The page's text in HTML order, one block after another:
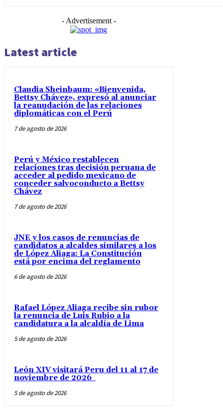
- Advertisement -
Latest article
Claudia Sheinbaum: «Bienvenida,
Bettsy Chávez», expresó al anunciar
la reanudación de las relaciones
diplomáticas con el Perú
7 de agosto de 2026
Perú y México restablecen
relaciones tras decisión peruana de
acceder al pedido mexicano de
conceder salvoconducto a Bettsy
Chávez
7 de agosto de 2026
JNE y los casos de renuncias de
candidatos a alcaldes similares a los
de López Aliaga: La Constitución
está por encima del reglamento
6 de agosto de 2026
Rafael López Aliaga recibe sin rubor
la renuncia de Luis Rubio a la
candidatura a la alcaldía de Lima
5 de agosto de 2026
León XIV visitará Peru del 11 al 17 de
noviembre de 2026
5 de agosto de 2026